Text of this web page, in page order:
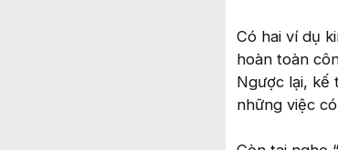
Có hai ví dụ
hoàn toàn
Ngược lại, kế
những việc